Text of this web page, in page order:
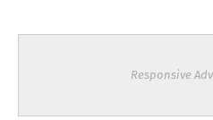
Responsive